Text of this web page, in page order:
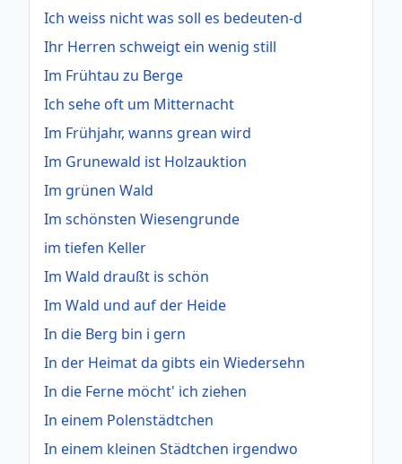
Ich weiss nicht was soll es bedeuten-d
Ihr Herren schweigt ein wenig still
Im Frühtau zu Berge
Ich sehe oft um Mitternacht
Im Frühjahr, wanns grean wird
Im Grunewald ist Holzauktion
Im grünen Wald
Im schönsten Wiesengrunde
im tiefen Keller
Im Wald draußt is schön
Im Wald und auf der Heide
In die Berg bin i gern
In der Heimat da gibts ein Wiedersehn
In die Ferne möcht' ich ziehen
In einem Polenstädtchen
In einem kleinen Städtchen irgendwo